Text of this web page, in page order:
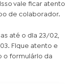
vale ficar atento
de colaborador.
até o dia 23/02,
Fique atento e
o formulário da